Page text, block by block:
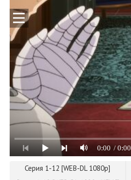
0:00 / 0:00
Серия 1-12 [WEB-DL 1080p]